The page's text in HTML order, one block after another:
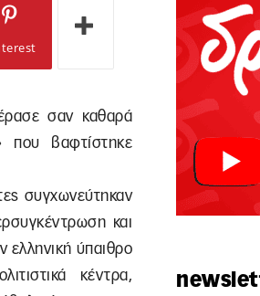
σαν καθαρά
που βαφτίστηκε
συγχωνεύτηκαν
και
ελληνική ύπαιθρο
κέντρα,